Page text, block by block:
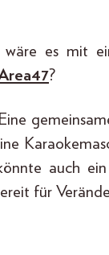
es mit
?
auch
für